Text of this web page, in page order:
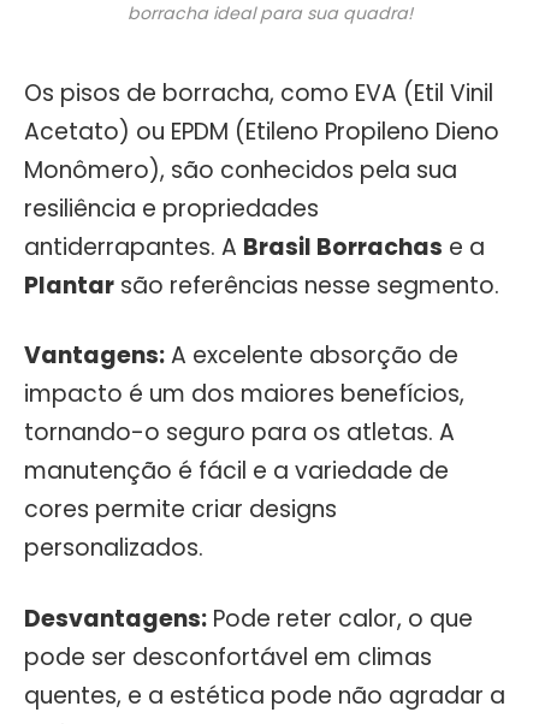
borracha ideal para sua quadra!
Os pisos de borracha, como EVA (Etil Vinil
Acetato) ou EPDM (Etileno Propileno Dieno
Monômero), são conhecidos pela sua
resiliência e propriedades
antiderrapantes. A Brasil Borrachas e a
Plantar são referências nesse segmento.
Vantagens:A excelente absorção de
impacto é um dos maiores benefícios,
tornando-o seguro para os atletas. A
manutenção é fácil e a variedade de
cores permite criar designs
personalizados.
Desvantagens: Pode reter calor, o que
pode ser desconfortável em climas
quentes, e a estética pode não agradar a